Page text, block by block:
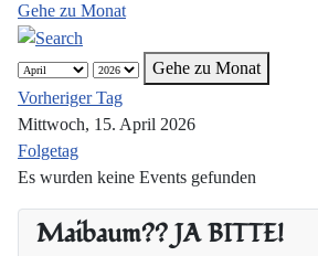
Maibaum?? JA BITTE!
Gehe zu Monat
Gehe zu Monat
Vorheriger Tag
Mittwoch, 15. April 2026
Folgetag
Es wurden keine Events gefunden